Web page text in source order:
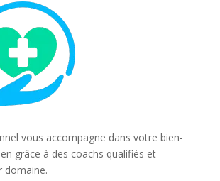
vous accompagne dans votre bien-
grâce à des coachs qualifiés et
domaine.